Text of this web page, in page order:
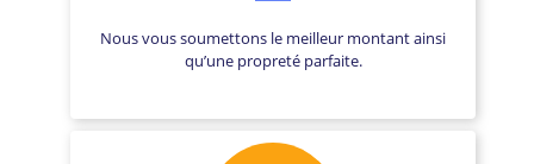
Nous vous soumettons le meilleur montant ainsi
qu’une propreté parfaite.